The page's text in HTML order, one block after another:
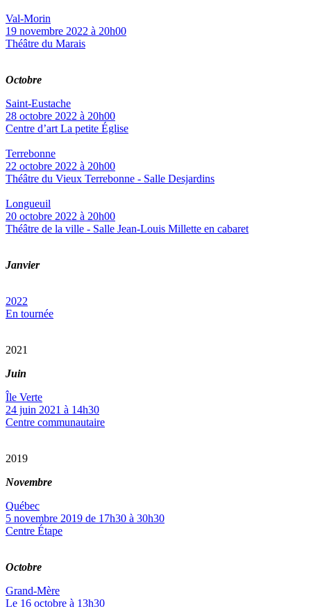
Val-Morin
19 novembre 2022 à 20h00
Théâtre du Marais
Octobre
Saint-Eustache
28 octobre 2022 à 20h00
Centre d’art La petite Église
Terrebonne
22 octobre 2022 à 20h00
Théâtre du Vieux Terrebonne - Salle Desjardins
Longueuil
20 octobre 2022 à 20h00
Théâtre de la ville - Salle Jean-Louis Millette en cabaret
Janvier
2022
En tournée
2021
Juin
Île Verte
24 juin 2021 à 14h30
Centre communautaire
2019
Novembre
Québec
5 novembre 2019 de 17h30 à 30h30
Centre Étape
Octobre
Grand-Mère
Le 16 octobre à 13h30